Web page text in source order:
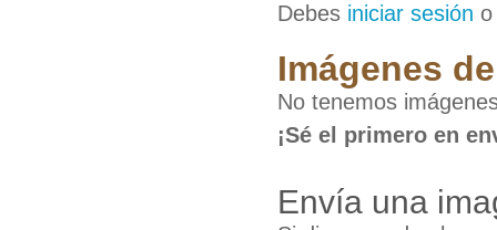
Debes iniciar sesión
Imágenes
No tenemos
¡Sé el primero en
Envía una